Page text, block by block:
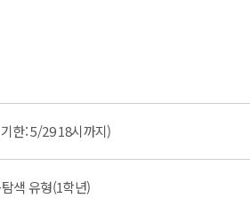
한: 5/29 18시까지)
색 유형(1학년)